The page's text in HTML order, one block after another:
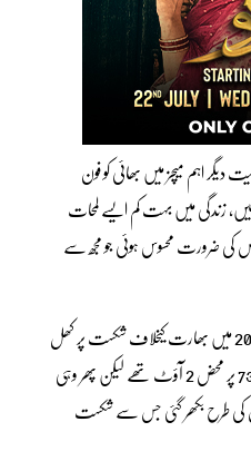
اہم میچز میں بھائی کو فون
زندگی میں بہت کم ایسے لمحات
ضرورت محسوس ہوئی جو مجھ سے
نسیم شاہ نے کہا کہ ٹی20 ورلڈکپ 2024 میں بھارت کیخلاف شکست پر کھل
کر بات کرتے ہوئے کہا کہ ایک لمحے 73 پر محض 2 آؤٹ تھے لیکن پھر وہی
کی طرح بکھر گئی جس سے شکست